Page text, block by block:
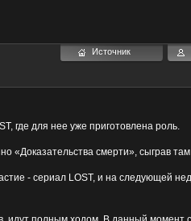
Источник
где для нее уже приготовлена роль.
«Доказательства смерти», сыграв
- сериал LOST, и на следующей